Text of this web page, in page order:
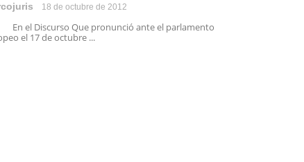
18 de octubre de 2012
el Discurso Que pronunció ante el parlamento
el 17 de octubre ...